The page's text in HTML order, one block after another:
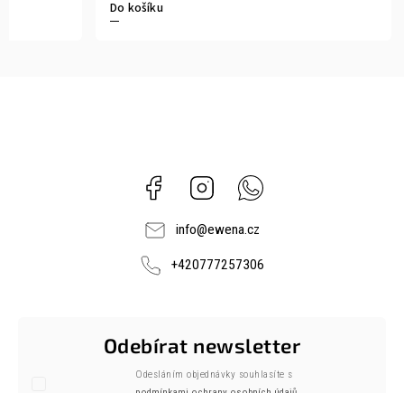
Do košíku
Facebook Instagram
info@ewena.cz
+420777257306
Odebírat newsletter
Odesláním objednávky souhlasíte s